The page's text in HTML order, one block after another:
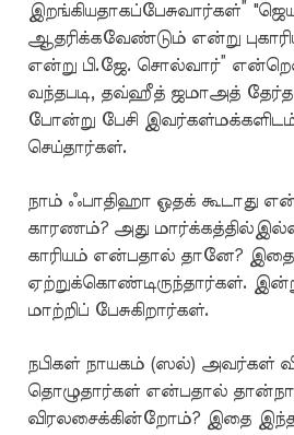
இறங்கியதாகப்பேசுவார்கள்”
ஆதரிக்கவேண்டும் என்று
என்று பி.ஜே. சொல்வார்”
வந்தபடி, தவ்ஹீத் ஜமாஅத்
போன்று பேசி இவர்கள்மக்களிடம்
செய்தார்கள்.
நாம் ஃபாதிஹா ஓதக் கூடாது
காரணம்? அது
காரியம் என்பதால் தானே?
ஏற்றுக்கொண்டிருந்தார்கள்.
மாற்றிப் பேசுகிறார்கள்.
நபிகள் நாயகம் (ஸல்) அவர்கள்
தொழுதார்கள் என்பதால்
விரலசைக்கின்றோம்? இதை